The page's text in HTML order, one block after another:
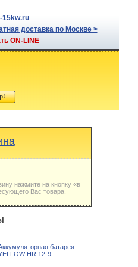
15kw.ru
доставка по Москве >
ON-LINE
нажмите на кнопку «в
Вас товара.
батарея
HR 12-9